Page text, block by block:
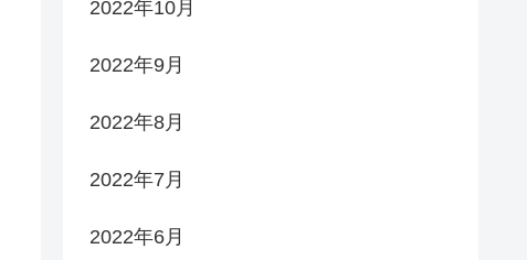
2022年10月
2022年9月
2022年8月
2022年7月
2022年6月